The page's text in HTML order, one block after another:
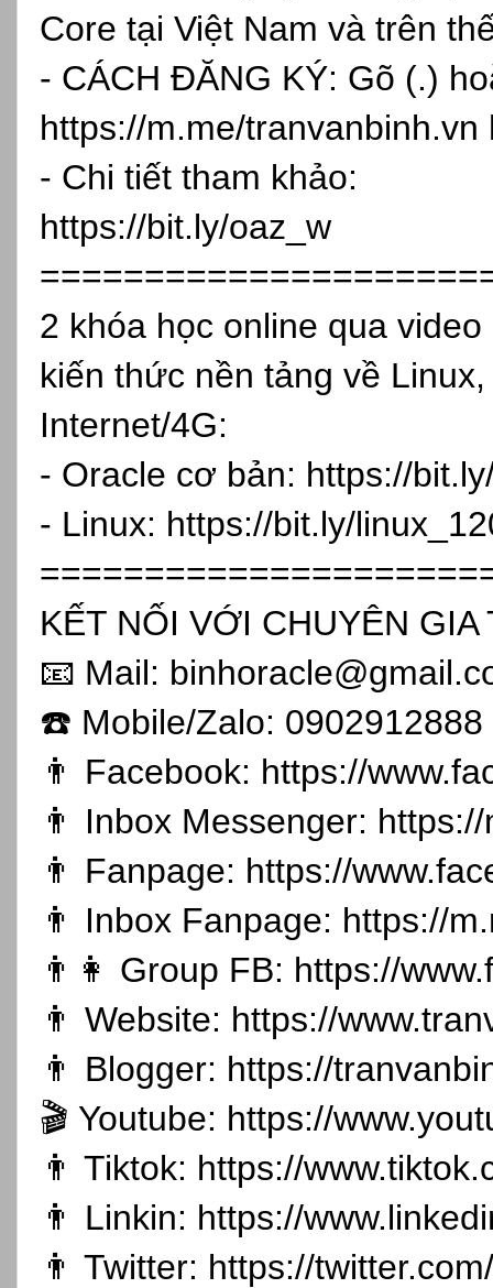
Core tại Việt Nam và trên
- CÁCH ĐĂNG KÝ: Gõ (.)
https://m.me/tranvanbinh.vn
- Chi tiết tham khảo:
https://bit.ly/oaz_w
2 khóa học online qua
kiến thức nền tảng về
Internet/4G:
- Oracle cơ bản: https://
- Linux: https://bit.ly/
KẾT NỐI VỚI CHUYÊN GIA
📧 Mail:
☎️ Mobile/Zalo: 0902912888
👨 Facebook: https://
👨 Inbox Messenger:
👨 Fanpage: https://
👨 Inbox Fanpage: https://
👨👩 Group FB: https://
👨 Website: https://
👨 Blogger: https://
🎬 Youtube: https://
👨 Tiktok: https://
👨 Linkin: https://
👨 Twitter: https://